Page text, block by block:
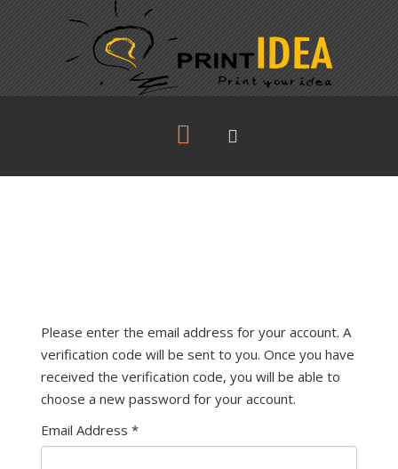
Please enter the email address for your account. A
verification code will be sent to you. Once you have
received the verification code, you will be able to
choose a new password for your account.
Email Address *